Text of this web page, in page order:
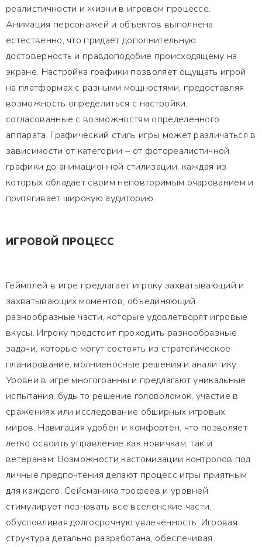
реалистичности и жизни в игровом процессе.
Анимация персонажей и объектов выполнена
естественно, что придаёт дополнительную
достоверность и правдоподобие происходящему на
экране. Настройка графики позволяет ощущать игрой
на платформах с разными мощностями, предоставляя
возможность определиться с настройки,
согласованные с возможностям определённого
аппарата. Графический стиль игры может различаться в
зависимости от категории – от фотореалистичной
графики до анимационной стилизации, каждая из
которых обладает своим неповторимым очарованием и
притягивает широкую аудиторию.
ИГРОВОЙ ПРОЦЕСС
Геймплей в игре предлагает игроку захватывающий и
захватывающих моментов, объединяющий
разнообразные части, которые удовлетворят игровые
вкусы. Игроку предстоит проходить разнообразные
задачи, которые могут состоять из стратегическое
планирование, молниеносные решения и аналитику.
Уровни в игре многогранны и предлагают уникальные
испытания, будь то решение головоломок, участие в
сражениях или исследование обширных игровых
миров. Навигация удобен и комфортен, что позволяет
легко освоить управление как новичкам, так и
ветеранам. Возможности кастомизации контролов под
личные предпочтения делают процесс игры приятным
для каждого. Сейсманика трофеев и уровней
стимулирует познавать все вселенские части,
обусловливая долгосрочную увлечённость. Игровая
структура детально разработана, обеспечивая